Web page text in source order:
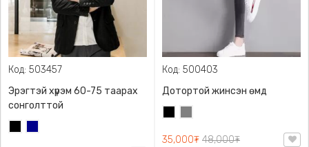
Код: 503457
Эрэгтэй хүрэм 60-75 таарах
сонголттой
Код: 500403
Дотортой жинсэн өмд
35,000₮ 48,000₮